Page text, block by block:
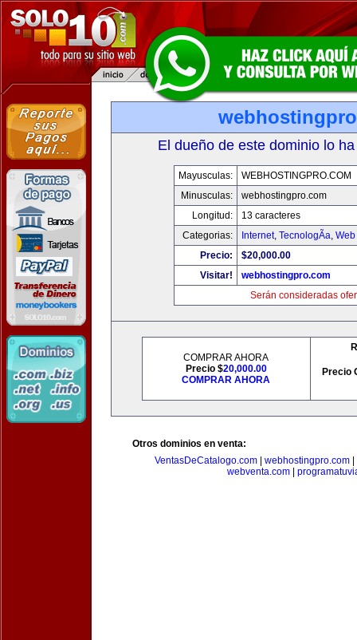
El dueño de este dominio lo
Mayusculas:
WEBHOSTINGPRO.COM
Minusculas:
webhostingpro.com
Longitud:
13 caracteres
Categorias:
Internet, TecnologÃ­a,
Precio:
$20,000.00
Visitar!
webhostingpro.com
Serán consideradas
COMPRAR AHORA
Precio $20,000.00
COMPRAR AHORA
Precio
Otros dominios en venta:
VentasDeCatalogo.com| webhostingpro.com|
webventa.com|